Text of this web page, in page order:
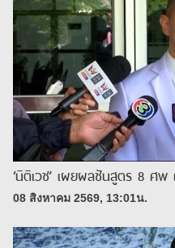
‘นิติเวช’ เผยผลชันสูตร 8 ศ
08 สิงหาคม 2569, 13:01น.